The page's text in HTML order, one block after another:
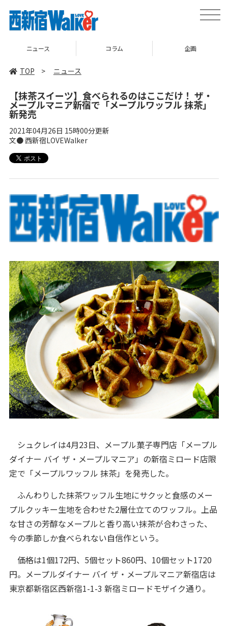
toggle
ニュース コラム 企画
TOP > ニュース
【抹茶スイーツ】食べられるのはここだけ！ ザ・
メープルマニア新宿で「メープルワッフル 抹茶」
新発売
2021年04月26日 15時00分更新
文● 西新宿LOVEWalker
シュクレイは4月23日、メープル菓子専門店「メープル
ダイナー バイ ザ・メープルマニア」の新宿ミロード店限
定で「メープルワッフル 抹茶」を発売した。
ふんわりした抹茶ワッフル生地にサクッと食感のメー
プルクッキー生地を合わせた2層仕立てのワッフル。上品
な甘さの芳醇なメープルと香り高い抹茶が合わさった、
今の季節しか食べられない自信作という。
価格は1個172円、5個セット860円、10個セット1720
円。メープルダイナー バイ ザ・メープルマニア新宿店は
東京都新宿区西新宿1-1-3 新宿ミロードモザイク通り。